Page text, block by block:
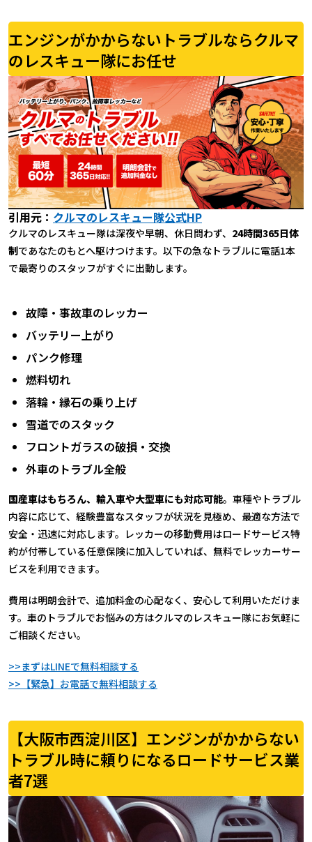
エンジンがかからないトラブルならクルマ
のレスキュー隊にお任せ
引用元： クルマのレスキュー隊公式HP
クルマのレスキュー隊は深夜や早朝、休日問わず、 24時間365日体
制であなたのもとへ駆けつけます。以下の急なトラブルに電話1本
で最寄りのスタッフがすぐに出動します。
故障・事故車のレッカー
バッテリー上がり
パンク修理
燃料切れ
落輪・縁石の乗り上げ
雪道でのスタック
フロントガラスの破損・交換
外車のトラブル全般
国産車はもちろん、輸入車や大型車にも対応可能。車種やトラブル
内容に応じて、経験豊富なスタッフが状況を見極め、最適な方法で
安全・迅速に対応します。レッカーの移動費用はロードサービス特
約が付帯している任意保険に加入していれば、無料でレッカーサー
ビスを利用できます。
費用は明朗会計で、追加料金の心配なく、安心して利用いただけま
す。車のトラブルでお悩みの方はクルマのレスキュー隊にお気軽に
ご相談ください。
>>まずはLINEで無料相談する
>>【緊急】お電話で無料相談する
【大阪市西淀川区】エンジンがかからない
トラブル時に頼りになるロードサービス業
者7選